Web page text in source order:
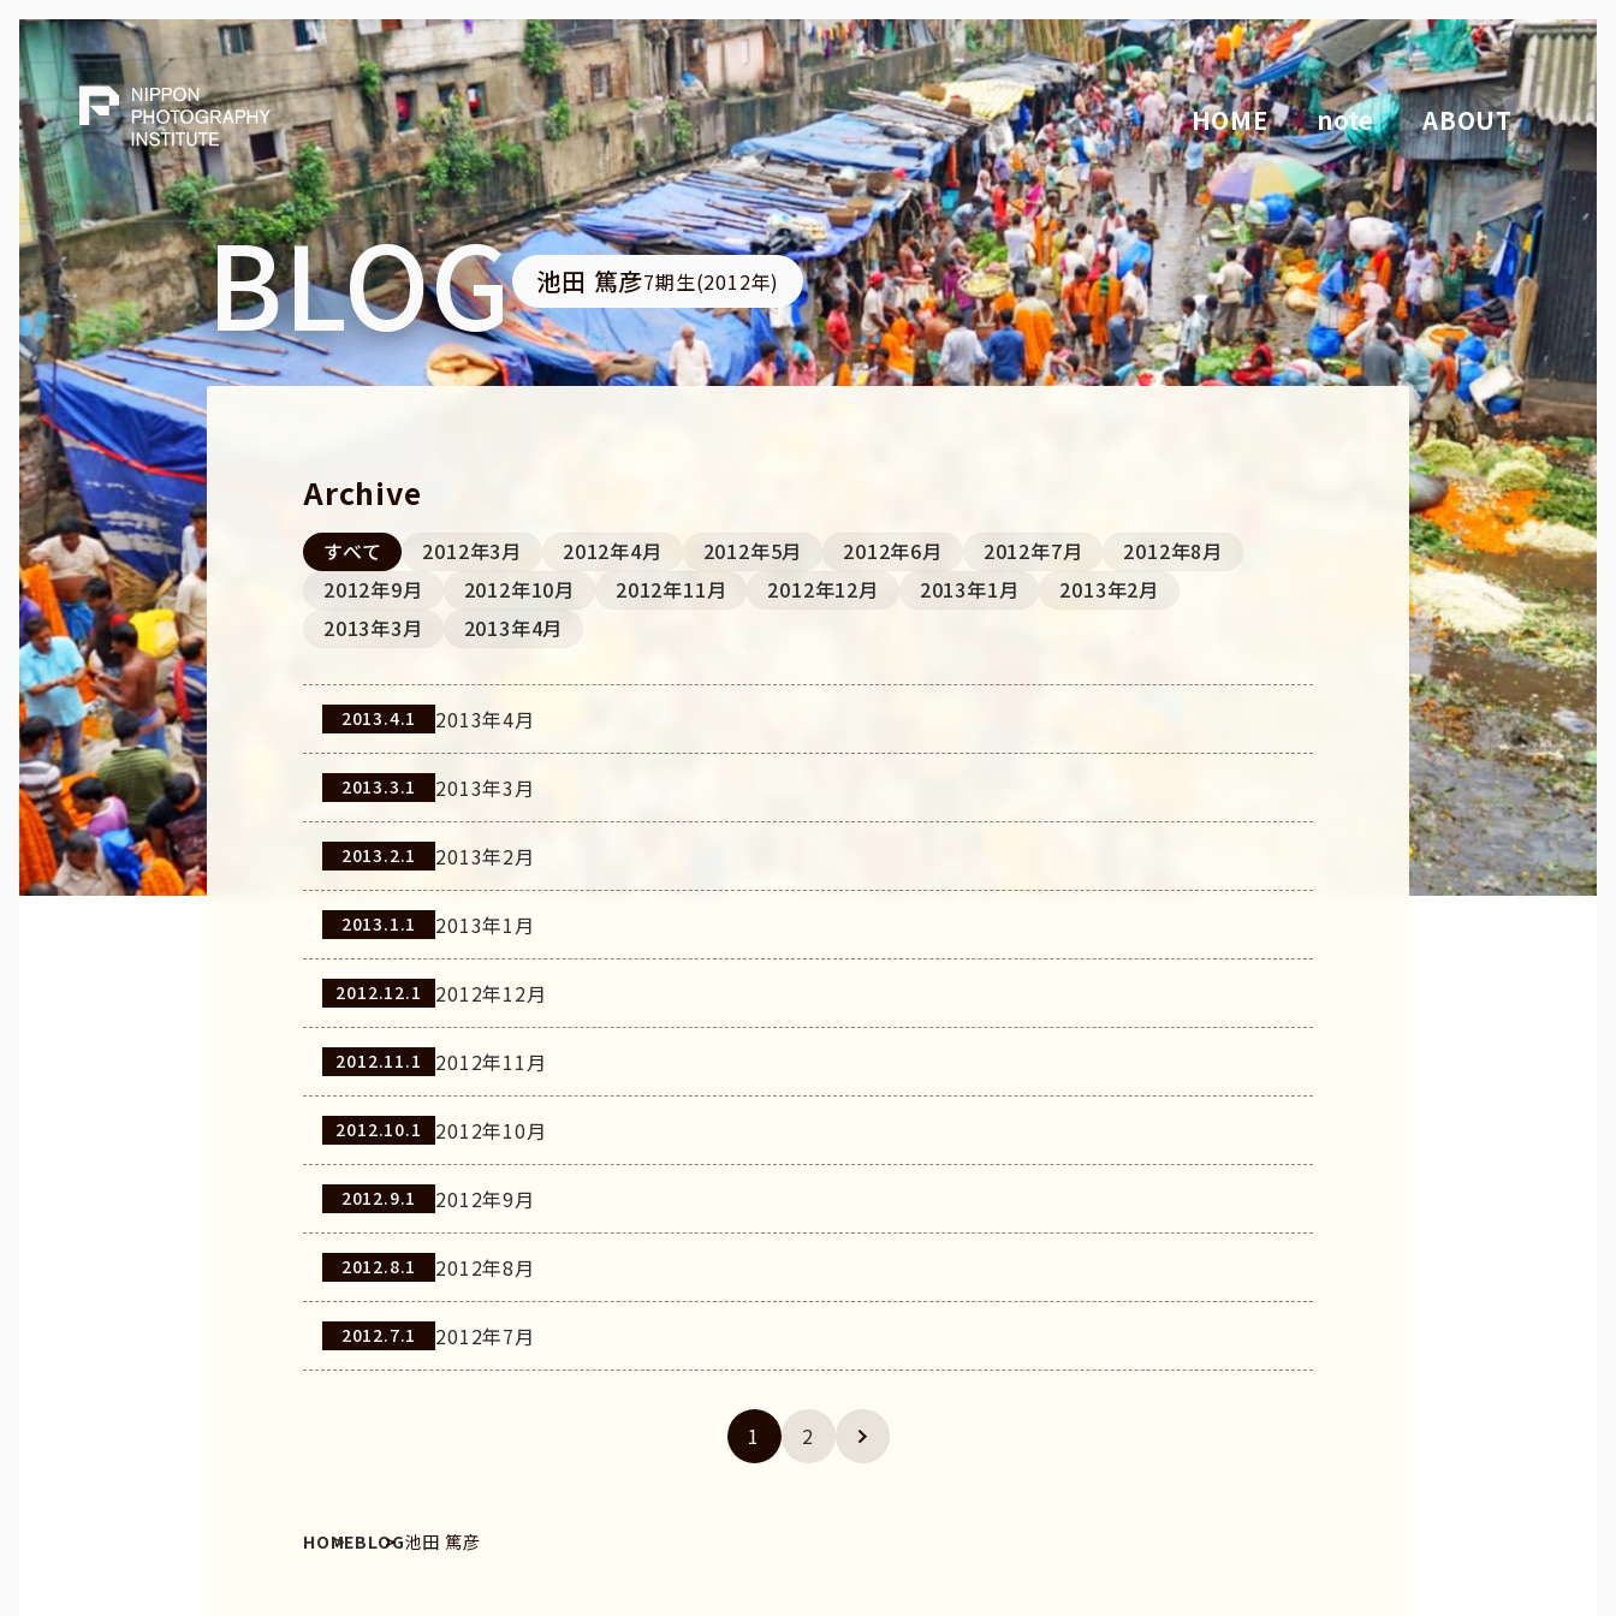
HOME note ABOUT
BLOG 池田 篤彦7期生(2012年)
Archive
すべて 2012年3月 2012年4月 2012年5月 2012年6月 2012年7月
2012年8月
2012年9月
2012年10月 2012年11月 2012年12月 2013年1月
2013年2月
2013年3月
2013年4月
2013.4.1 2013年4月
2013.3.1 2013年3月
2013.2.1 2013年2月
2013.1.1 2013年1月
2012.12.1 2012年12月
2012.11.1 2012年11月
2012.10.1 2012年10月
2012.9.1 2012年9月
2012.8.1 2012年8月
2012.7.1 2012年7月
1 2
HOMEBLOG池田 篤彦